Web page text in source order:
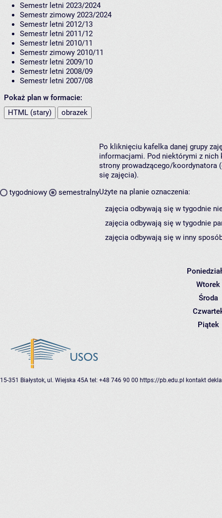
Semestr letni 2023/2024
Semestr zimowy 2023/2024
Semestr letni 2012/13
Semestr letni 2011/12
Semestr letni 2010/11
Semestr zimowy 2010/11
Semestr letni 2009/10
Semestr letni 2008/09
Semestr letni 2007/08
Pokaż plan w formacie:
HTML (stary)
obrazek
tygodniowy semestralny
Po kliknięciu kafelka danej grupy
informacjami. Pod niektórymi z nich
strony prowadzącego/koordynatora
się zajęcia).
Użyte na planie oznaczenia:
zajęcia odbywają się w tygodnie
zajęcia odbywają się w tygodnie
zajęcia odbywają się w inny
Wtorek
Środa
Piątek
15-351 Białystok, ul. Wiejska 45A tel: +48 746 90 00 https://pb.edu.pl kontakt